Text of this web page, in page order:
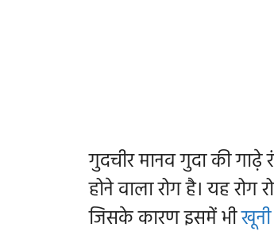
गुदचीर मानव गुदा की
होने वाला रोग है। यह रोग
जिसके कारण इसमें भी